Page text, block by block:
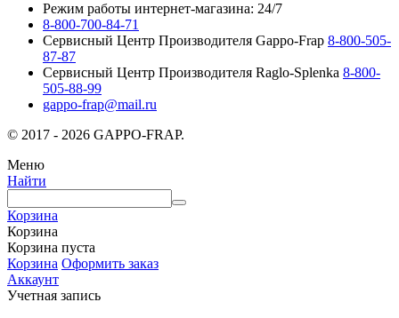
Режим работы интернет-магазина: 24/7
8-800-700-84-71
Сервисный Центр Производителя Gappo-Frap 8-800-505-
87-87
Сервисный Центр Производителя Raglo-Splenka 8-800-
505-88-99
gappo-frap@mail.ru
© 2017 - 2026 GAPPO-FRAP.
Меню
Найти
Корзина
Корзина
Корзина пуста
Корзина Оформить заказ
Аккаунт
Учетная запись